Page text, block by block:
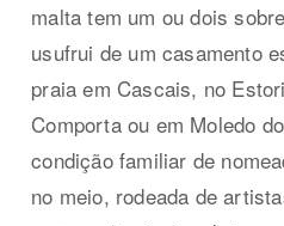
malta tem um ou dois
usufrui de um casamento
praia em Cascais, no
Comporta ou em Moledo
condição familiar de
no meio, rodeada de